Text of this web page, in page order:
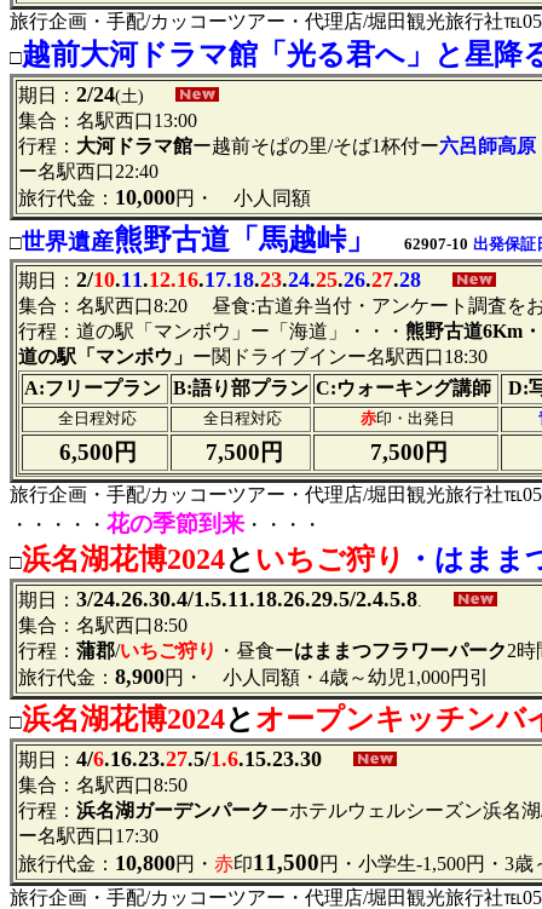
旅行企画・手配/カッコーツアー・代理店/堀田観光旅行社
□越前大河ドラマ館「光る君へ」と星降
期日： 2/24(土)
集合：名駅西口13:00
行程： 大河ドラマ館ー越前そぱの里/そば1杯付ー六呂師高原
ー名駅西口22:40
旅行代金： 10,000円・ 小人同額
□世界遺産熊野古道「馬越峠」 62907-10 出発保証
期日： 2/10.11.12.16.17.18.23.24.25.26.27.28
集合：名駅西口8:20 昼食:古道弁当付・アンケート調査を
行程：道の駅「マンボウ」ー「海道」・・・ 熊野古道6Km
道の駅「マンボウ」 ー関ドライブインー名駅西口18:30
A:フリープラン B:語り部プラン C:ウォーキング講師 D:
全日程対応 全日程対応 赤印・出発日
6,500円 7,500円 7,500円
旅行企画・手配/カッコーツアー・代理店/堀田観光旅行社
・・・・・ 花の季節到来 ・・・・
□浜名湖花博2024と いちご狩り ・はま
期日： 3/24.26.30.4/1.5.11.18.26.29.5/2.4.5.8
集合：名駅西口8:50
行程： 蒲郡/いちご狩り ・昼食ーはままつフラワーパーク2時
旅行代金： 8,900円・ 小人同額・4歳～幼児1,000円引
□浜名湖花博2024と オープンキッチンバ
期日： 4/6.16.23.27.5/1.6.15.23.30
集合：名駅西口8:50
行程： 浜名湖ガーデンパークーホテルウェルシーズン浜名
ー名駅西口17:30
旅行代金： 10,800円・ 赤印11,500円・小学生-1,500円・3
旅行企画・手配/カッコーツアー・代理店/堀田観光旅行社